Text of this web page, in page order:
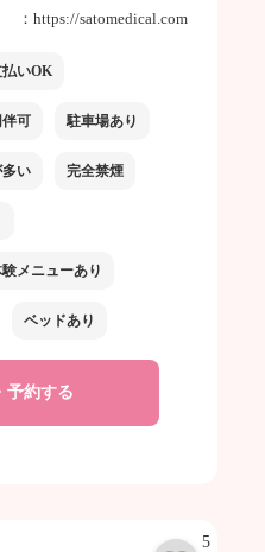
：https://satomedical.com
いOK
可 駐車場あり
い 完全禁煙
メニューあり
ベッドあり
予約する
5